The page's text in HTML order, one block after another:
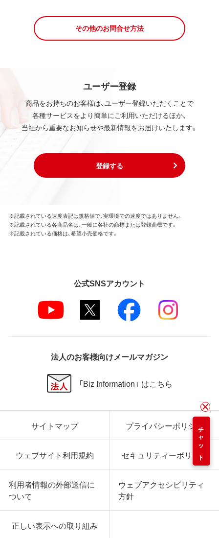
その他のお問合せ方法
ユーザー登録
商品をお持ちのお客様は、ユーザー登録いただくことで
各種サービスをより簡単にご利用いただけるほか、
当社から重要なお知らせや最新情報をお届けいたします。
登録する
チャット
※記載されている速度表記は規格値で、実環境での速度ではありません。
※記載されている各商品名は、一般に各社の商標または登録商標です。
※記載されている価格は、希望小売価格です。
公式SNSアカウント
法人のお客様向けメールマガジン
「Biz Information」 はこちら
サイトマップ プライバシーポリシー
ウェブサイト利用規約 セキュリティーポリシー
利用者情報の外部送信に
ついて
ウェブアクセシビリティ
方針
正しい表示への取り組み